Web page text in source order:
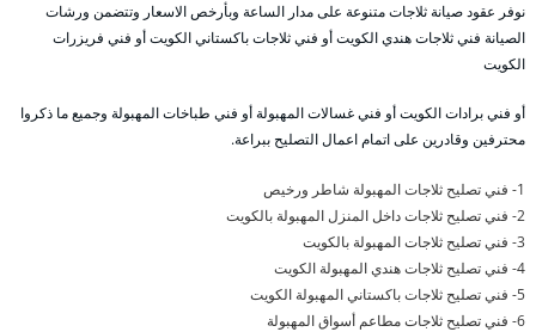
نوفر عقود صيانة ثلاجات متنوعة على مدار الساعة وبأرخص الاسعار وتتضمن ورشات
الصيانة فني ثلاجات هندي الكويت أو فني ثلاجات باكستاني الكويت أو فني فريزرات
الكويت
أو فني برادات الكويت أو فني غسالات المهبولة أو فني طباخات المهبولة وجميع ما ذكروا
محترفين وقادرين على اتمام اعمال التصليح ببراعة.
1- فني تصليح ثلاجات المهبولة شاطر ورخيص
2- فني تصليح ثلاجات داخل المنزل المهبولة بالكويت
3- فني تصليح ثلاجات المهبولة بالكويت
4- فني تصليح ثلاجات هندي المهبولة الكويت
5- فني تصليح ثلاجات باكستاني المهبولة الكويت
6- فني تصليح ثلاجات مطاعم أسواق المهبولة